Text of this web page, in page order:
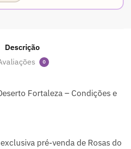
Descrição
0
Fortaleza – Condições e
pré-venda de Rosas do